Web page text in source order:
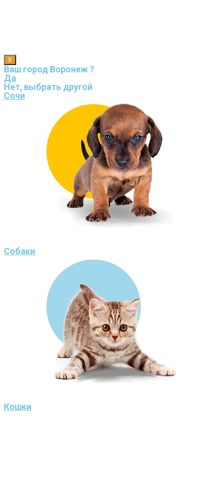
X
Ваш город Воронеж ?
Да
Нет, выбрать другой
Сочи
Собаки
Кошки